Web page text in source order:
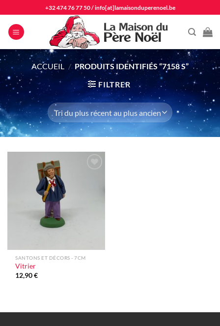
au
contenu
+32 474 76 77 50/info[at]lamaisonduperenoel.be
ACCUEIL / PRODUITS IDENTIFIÉS “7158 S”
FILTRER
SANTONS ET DÉCORS - 7CM
Vitrier
12,90€